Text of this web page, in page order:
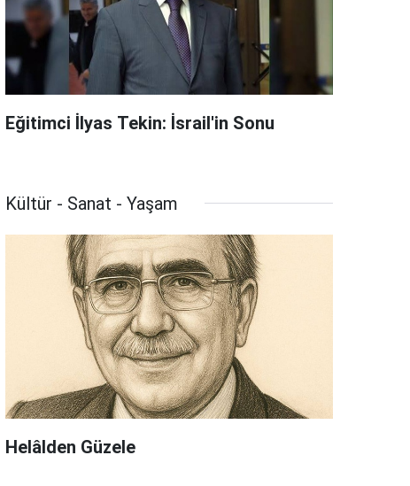
Eğitimci İlyas Tekin: İsrail'in Sonu
Kültür - Sanat - Yaşam
Helâlden Güzele